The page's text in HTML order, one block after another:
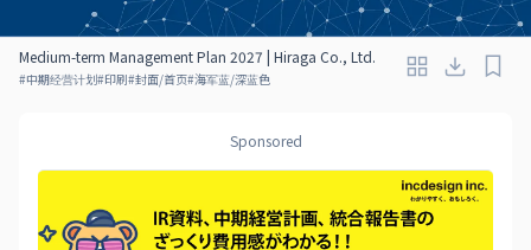
Medium-term Management Plan 2027 | Hiraga Co., Ltd.
#中期经营计划#印刷#封面/首页#海军蓝/深蓝色
Sponsored